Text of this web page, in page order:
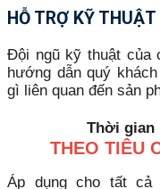
HỖ TRỢ KỸ THUẬT
Đội ngũ kỹ thuật của
hướng dẫn quý
gì liên quan đến sản
Thời gian
THEO TIÊU
Áp dụng cho tất cả